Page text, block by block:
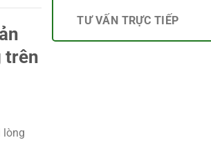
trên
lòng
TƯ VẤN TRỰC TIẾP